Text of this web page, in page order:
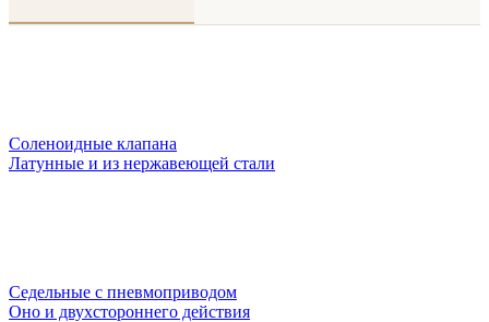
Соленоидные клапана
Латунные и из нержавеющей стали
Седельные с пневмоприводом
Оно и двухстороннего действия